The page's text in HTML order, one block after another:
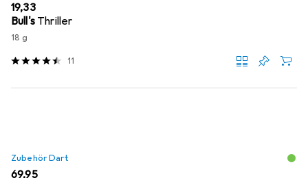
EUR
19,33
Bull's Thriller
18 g
11
Zubehör Dart
EUR
69,95